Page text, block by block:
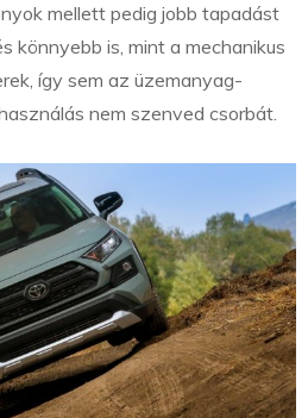
mellett pedig jobb tapadást
könnyebb is, mint a mechanikus
így sem az üzemanyag-
nem szenved csorbát.